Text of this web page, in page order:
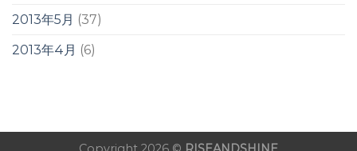
2013年5月 (37)
2013年4月 (6)